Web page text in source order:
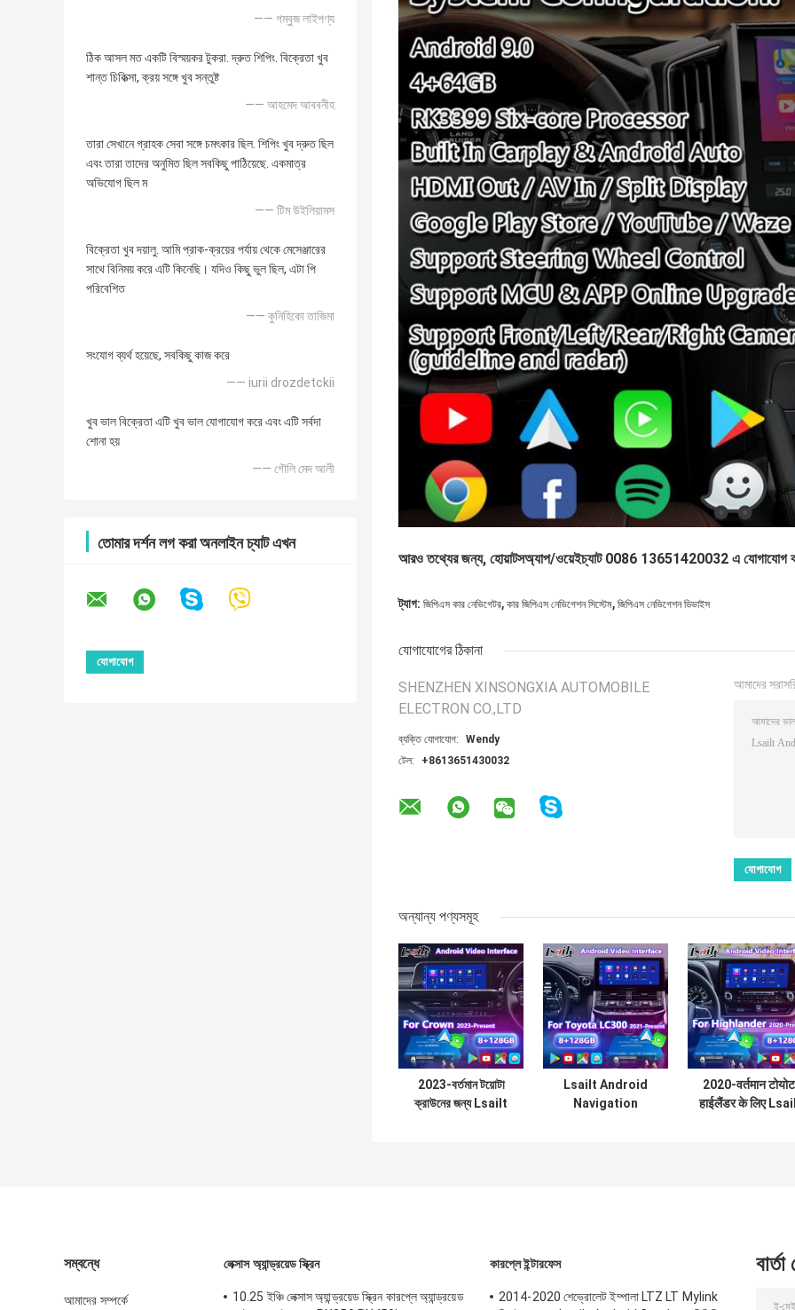
—— গম্বুজ লাইপণ্য
ঠিক আসল মত একটি বিস্ময়কর টুকরা. দ্রুত শিপিং. বিক্রেতা খুব
শান্ত চিকিত্সা, ক্রয় সঙ্গে খুব সন্তুষ্ট
—— আহমেদ আববনীহ
তারা সেখানে গ্রাহক সেবা সঙ্গে চমৎকার ছিল. শিপিং খুব দ্রুত ছিল
এবং তারা তাদের অনুমিত ছিল সবকিছু পাঠিয়েছে. একমাত্র
অভিযোগ ছিল ম
—— টিম উইলিয়ামস
বিক্রেতা খুব দয়ালু. আমি প্রাক-ক্রয়ের পর্যায় থেকে মেসেঞ্জারের
সাথে বিনিময় করে এটি কিনেছি। যদিও কিছু ভুল ছিল, এটা পি
পরিবেশিত
—— কুনিহিকো তাজিমা
সংযোগ ব্যর্থ হয়েছে, সবকিছু কাজ করে
—— iurii drozdetckii
খুব ভাল বিক্রেতা এটি খুব ভাল যোগাযোগ করে এবং এটি সর্বদা
শোনা হয়
—— গৌলি মেদ আলী
তোমার দর্শন লগ করা অনলাইন চ্যাট এখন
আরও তথ্যের জন্য, হোয়াটসঅ্যাপ/ওয়েইচ্যাট 0086 13651420032 এ যোগাযোগ
ট্যাগ: জিপিএস কার নেভিগেটর, কার জিপিএস নেভিগেশন সিস্টেম, জিপিএস নেভিগেশন ডিভাইস
যোগাযোগের ঠিকানা
SHENZHEN XINSONGXIA AUTOMOBILE
ELECTRON CO.,LTD
ব্যক্তি যোগাযোগ:
Wendy
টেল:
+8613651430032
আমাদের
অন্যান্য পণ্যসমূহ
2023-বর্তমান টয়োটা
ক্রাউনের জন্য Lsailt
Lsailt Android
Navigation
2020-वर्तमान
हाईलैंडर के लिए
সম্বন্ধে
আমাদের সম্পর্কে
লেক্সাস অ্যান্ড্রয়েড স্ক্রিন
10.25 ইঞ্চি লেক্সাস অ্যান্ড্রয়েড স্ক্রিন কারপ্লে অ্যান্ড্রয়েড
কারপ্লে ইন্টারফেস
2014-2020 শেভ্রোলেট ইম্পালা LTZ LT Mylink